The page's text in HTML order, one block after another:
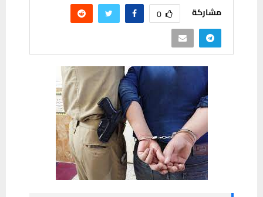
مشاركة 0